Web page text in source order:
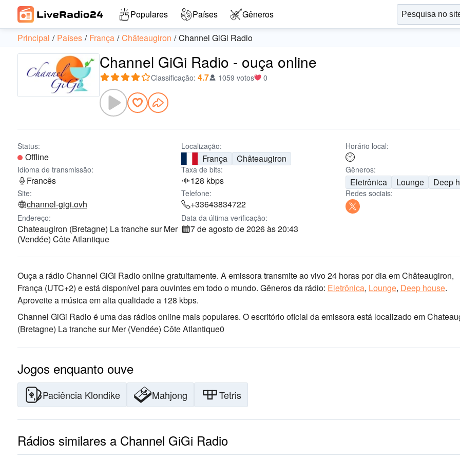
Populares Países Gêneros
Principal Países França Châteaugiron Channel GiGi Radio
Channel GiGi Radio - ouça online
Classificação: 4.7 1059 votos 0
Status:
Offline
Localização:
França Châteaugiron
Horário local:
Idioma de transmissão:
Francês
Taxa de bits:
128 kbps
Gêneros:
Eletrônica Lounge Deep
Site:
channel-gigi.ovh
Telefone:
+33643834722
Redes sociais:
Endereço:
Chateaugiron (Bretagne) La tranche sur Mer
(Vendée) Côte Atlantique
Data da última verificação:
7 de agosto de 2026 às 20:43
Ouça a rádio Channel GiGi Radio online gratuitamente. A emissora transmite ao vivo 24 horas por diaem Châteaugiron,
França (UTC+2) e está disponível para ouvintes em todo o mundo. Gêneros da rádio: Eletrônica, Lounge, Deep house.
Aproveite a músicaem alta qualidadea 128 kbps.
Channel GiGi Radio é uma das rádios online mais populares. O escritório oficial da emissora está localizado em
(Bretagne) La tranche sur Mer (Vendée) Côte Atlantique0
Jogos enquanto ouve
Paciência Klondike Mahjong Tetris
Rádios similares a Channel GiGi Radio